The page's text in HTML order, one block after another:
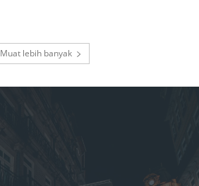
Muat lebih banyak